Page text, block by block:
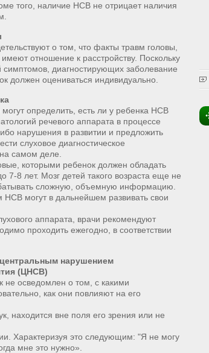
того, наличие НСВ не отрицает наличия
о том, что факты травм головы,
отношение к расстройству. Поскольку
диагностирующих заболевание
должен оцениваться индивидуально.
определить, есть ли у ребенка НСВ
речевого аппарата в процессе
нарушения в развитии и предложить
слуховое диагностическое
самом деле.
которыми ребенок должен обладать
7-8 лет. Мозг детей такого возраста еще не
сложную, объемную информацию.
НСВ могут в дальнейшем развивать свои
аппарата, врачи рекомендуют
проходить ежегодно, в соответствии
нарушением
(ЦНСВ)
не осведомлен о том, с какими
как они повлияют на его
находится вне поля его зрения или не
Характеризуя это следующим: "Я не могу
мне это нужно».